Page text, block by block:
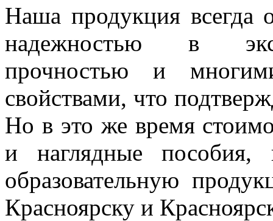
Наша продукция всегда
надежностью в
прочностью и
свойствами, что
Но в это же время
и наглядные
образовательную
Красноярску и